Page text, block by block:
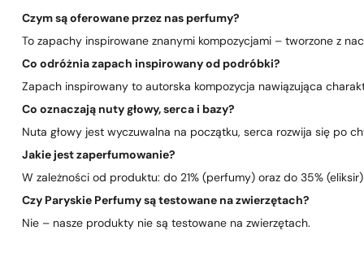
Czym są oferowane przez nas perfumy?
To zapachy inspirowane znanymi kompozycjami – tworzone z
Co odróżnia zapach inspirowany od podróbki?
Zapach inspirowany to autorska kompozycja nawiązująca
Co oznaczają nuty głowy, serca i bazy?
Nuta głowy jest wyczuwalna na początku, serca rozwija się po
Jakie jest zaperfumowanie?
W zależności od produktu: do 21% (perfumy) oraz do 35%
Czy Paryskie Perfumy są testowane na zwierzętach?
Nie – nasze produkty nie są testowane na zwierzętach.